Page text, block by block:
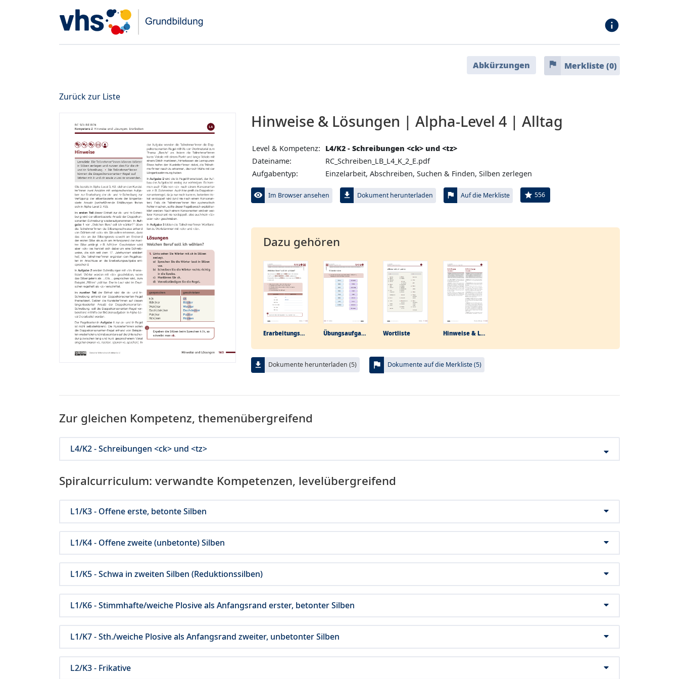
info
Abkürzungen flag Merkliste (0)
Zurück zur Liste
Hinweise & Lösungen | Alpha-Level 4 | Alltag
Level & Kompetenz:
L4/K2 - Schreibungen <ck> und <tz>
Dateiname:
RC_Schreiben_LB_L4_K_2_E.pdf
Aufgabentyp:
Einzelarbeit, Abschreiben, Suchen & Finden, Silben zerlegen
visibility Im Browser ansehen file_download Dokument herunterladen flag Auf die Merkliste star 556
Dazu gehören
Erarbeitungs­aufgabe Übungs­aufgabe Wortliste Hinweise & Lösungen
file_download Dokumente herunterladen (5) flag Dokumente auf die Merkliste (5)
Zur gleichen Kompetenz, themenübergreifend
L4/K2 - Schreibungen <ck> und <tz>
Spiralcurriculum: verwandte Kompetenzen, levelübergreifend
L1/K3 - Offene erste, betonte Silben
L1/K4 - Offene zweite (unbetonte) Silben
L1/K5 - Schwa in zweiten Silben (Reduktionssilben)
L1/K6 - Stimmhafte/weiche Plosive als Anfangsrand erster, betonter Silben
L1/K7 - Sth./weiche Plosive als Anfangsrand zweiter, unbetonter Silben
L2/K3 - Frikative